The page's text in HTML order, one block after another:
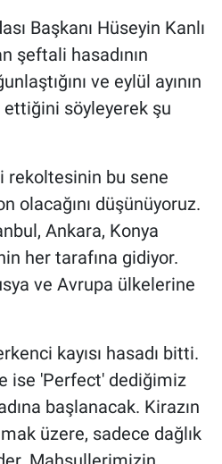
Başkanı Hüseyin Kanlı
şeftali hasadının
ve eylül ayının
söyleyerek şu
rekoltesinin bu sene
olacağını düşünüyoruz.
Ankara, Konya
her tarafına gidiyor.
ve Avrupa ülkelerine
kayısı hasadı bitti.
ise 'Perfect' dediğimiz
başlanacak. Kirazın
üzere, sadece dağlık